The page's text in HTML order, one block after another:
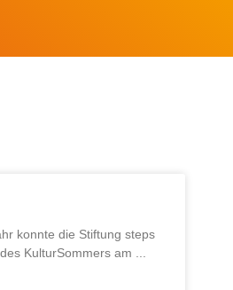
konnte die Stiftung steps
KulturSommers am